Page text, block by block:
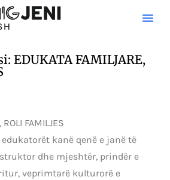
EDUKATA FAMILJARE,
ROLI FAMILJES
kanë qenë e janë të
dhe mjeshtër, prindër e
veprimtarë kulturorë e